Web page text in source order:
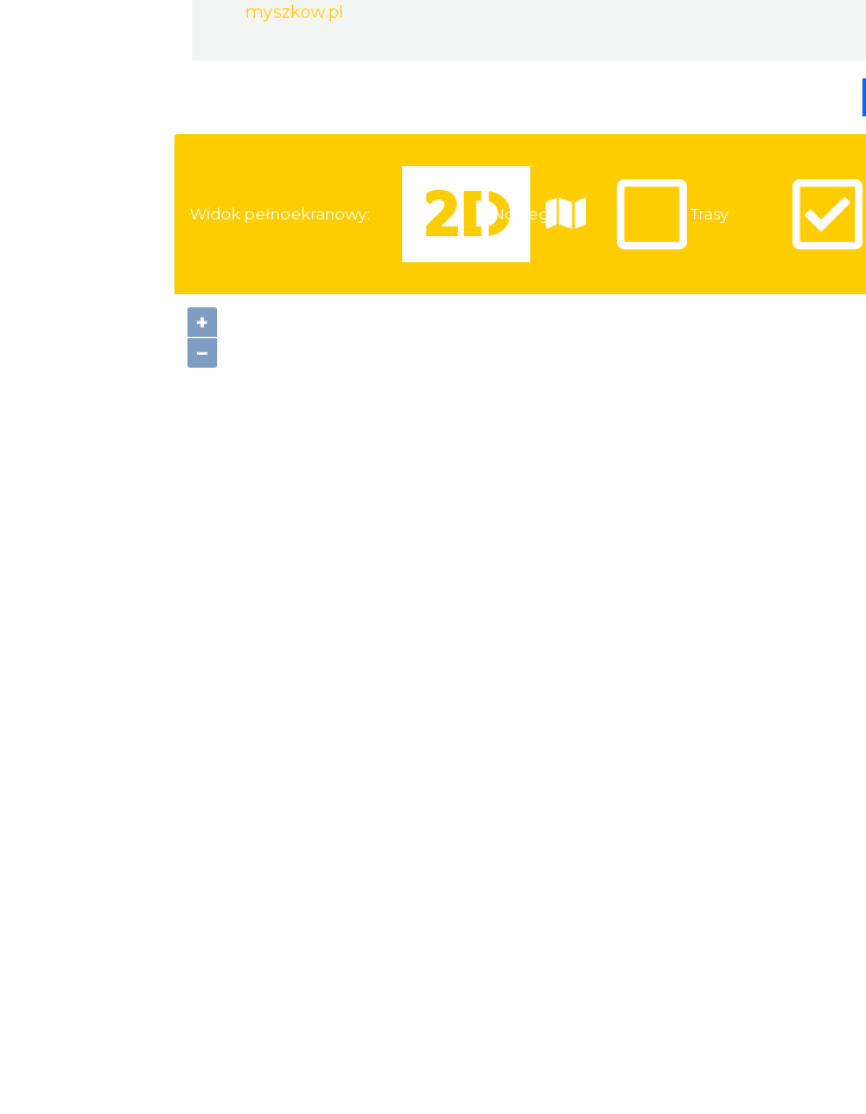
myszkow.pl
+
−
Widok pełnoekranowy: Noclegi Trasy